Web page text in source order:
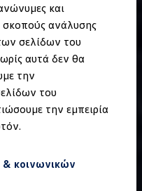
και
σκοπούς ανάλυσης
σελίδων του
αυτά δεν θα
την
του
την εμπειρία
κοινωνικών
ειδικά για κάθε
προστασία
αποσκευών
συσκευές
φόρτισης και καλώδια
σύνδεση και
και οχήματος